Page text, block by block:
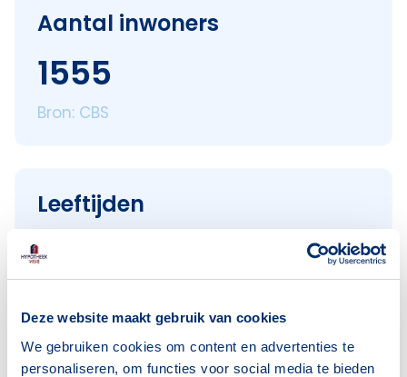
Deze website maakt gebruik van cookies
We gebruiken cookies om content en advertenties te
personaliseren, om functies voor social media te bieden
Aantal inwoners
1555
Bron: CBS
Leeftijden
< 18 jaar
264
18–25 jaar
156
65+ jaar
327